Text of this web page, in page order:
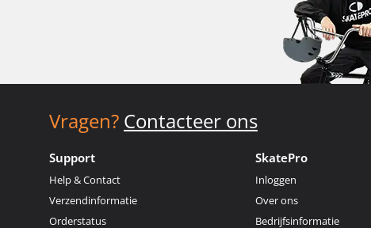
Vragen? Contacteer ons
Support
Help & Contact
Verzendinformatie
Orderstatus
SkatePro
Inloggen
Over ons
Bedrijfsinformatie